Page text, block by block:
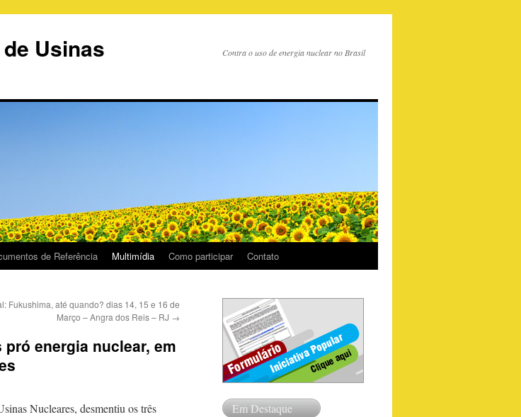
Usinas
Contra o uso de energia nuclear no Brasil
de Referência Multimídia Como participar Contato
Fukushima, até quando? dias 14, 15 e 16 de
→
energia nuclear, em
Nucleares, desmentiu os três
Em Destaque